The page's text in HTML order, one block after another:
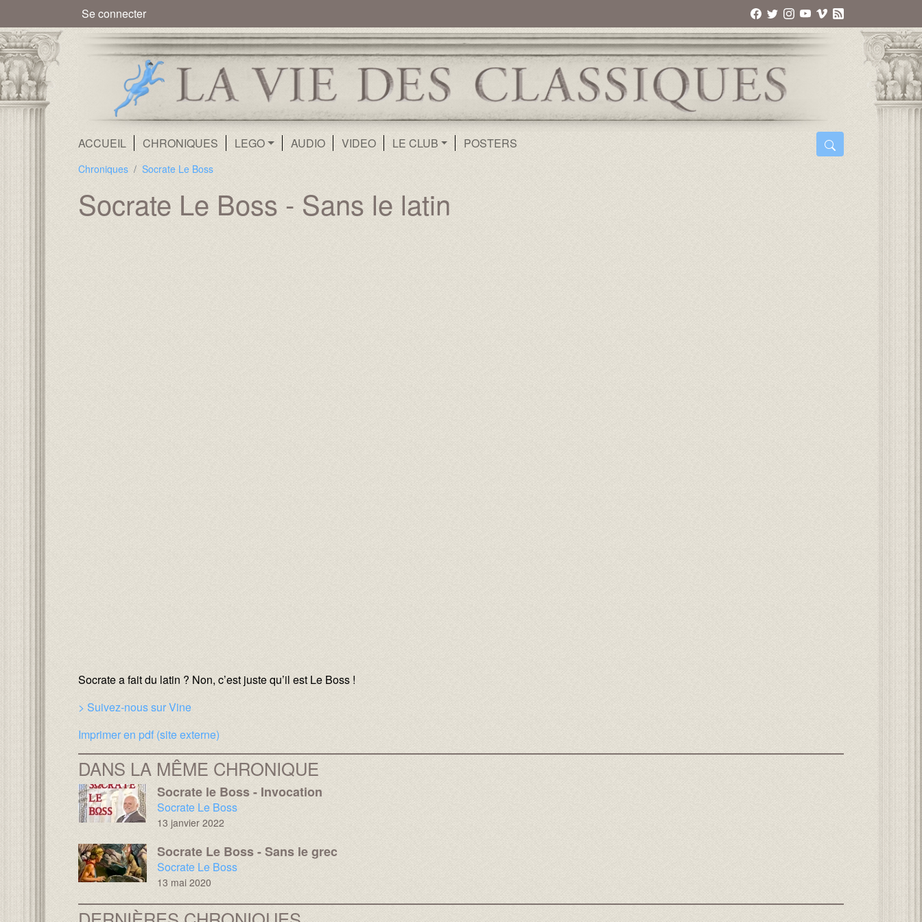
Menu du compte de l'utilisateur
Se connecter
Navigation principale
ACCUEIL CHRONIQUES LEGO AUDIO VIDEO LE CLUB POSTERS
Chroniques Socrate Le Boss
Socrate Le Boss - Sans le latin
Texte :
Socrate a fait du latin ? Non, c’est juste qu’il est Le Boss !
> Suivez-nous sur Vine
Imprimer en pdf (site externe)
DANS LA MÊME CHRONIQUE
Média :
Thumbnail : Socrate le Boss - Invocation
Chronique :
Socrate Le Boss
13 janvier 2022
Média :
Thumbnail : Socrate Le Boss - Sans le grec
Chronique :
Socrate Le Boss
13 mai 2020